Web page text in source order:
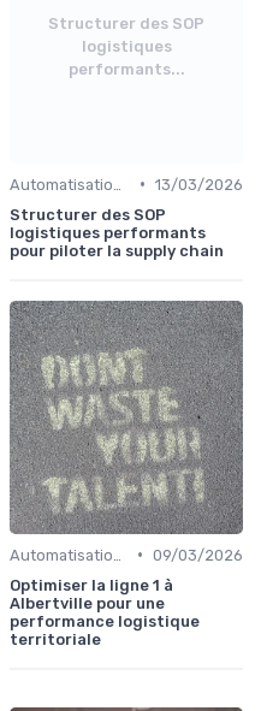
Structurer des SOP
logistiques
performants...
• 13/03/2026
Structurer des SOP
logistiques performants
pour piloter la supply chain
• 09/03/2026
Optimiser la ligne 1 à
Albertville pour une
performance logistique
territoriale